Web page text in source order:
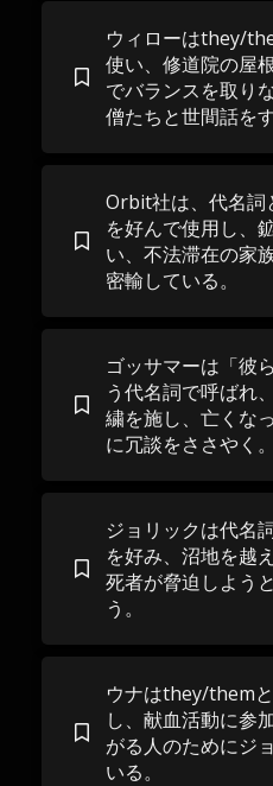
ウィローはthey/
使い、修道院の屋
でバランスを取り
僧たちと世間話をす
Orbit社は、代名
を好んで使用し、
い、不法滞在の家
密輸している。
ゴッサマーは「彼
う代名詞で呼ばれ
繍を施し、亡くな
に冗談をささやく。
ジョリックは代名
を好み、沼地を越
死者が脅迫しよう
う。
ウナはthey/them
し、献血活動に参
がる人のためにジ
いる。